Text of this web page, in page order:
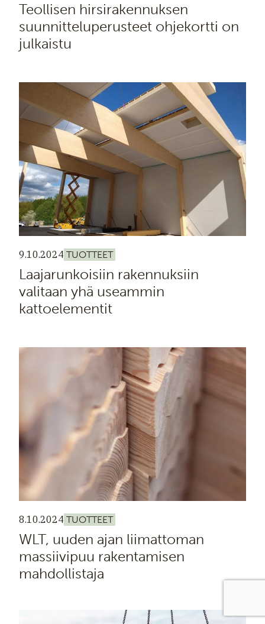
Teollisen hirsirakennuksen
suunnitteluperusteet ohjekortti on
julkaistu
9.10.2024 TUOTTEET
Laajarunkoisiin rakennuksiin
valitaan yhä useammin
kattoelementit
8.10.2024 TUOTTEET
WLT, uuden ajan liimattoman
massiivipuu­ rakentamisen
mahdollistaja